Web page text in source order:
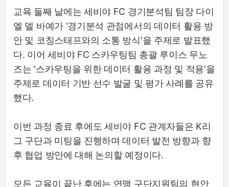
교육 둘째 날에는 세비야 FC 경기분석팀 팀장 다이
엘 델 바예가 '경기분석 관점에서의 데이터 활용 방
안 및 코칭스태프와의 소통 방식'을 주제로 발표했
다. 이어 세비야 FC 스카우팅팀 총괄 루이스 무노
즈는 '스카우팅을 위한 데이터 활용 과정 및 적용'을
주제로 데이터 기반 선수 발굴 및 평가 사례를 공유
했다.
이번 과정 종료 후에도 세비야 FC 관계자들은 K리
그 구단과 미팅을 진행하며 데이터 발전 방향과 향
후 협업 방안에 대해 논의할 예정이다.
모든 교육이 끝난 후에는 연맹 구단지원팀의 현안